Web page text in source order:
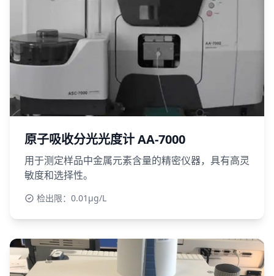
原子吸收分光光度计 AA-7000
用于测定样品中金属元素含量的精密仪器，具有高灵
敏度和选择性。
检出限：0.01μg/L